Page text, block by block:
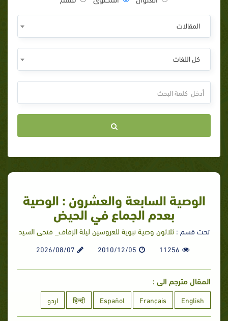
المقالات
كل اللغات
الوصية السابعة والعشرون : الوصية
بعدم الجماع في الحيض
تحت قسم : ثلاثون وصية نبوية للعروسين ليلة الزفاف_ فتحى السيد
11256
2010/12/05
2026/08/07
المقال مترجم الى :
English
Français
Español
हिन्दी اردو